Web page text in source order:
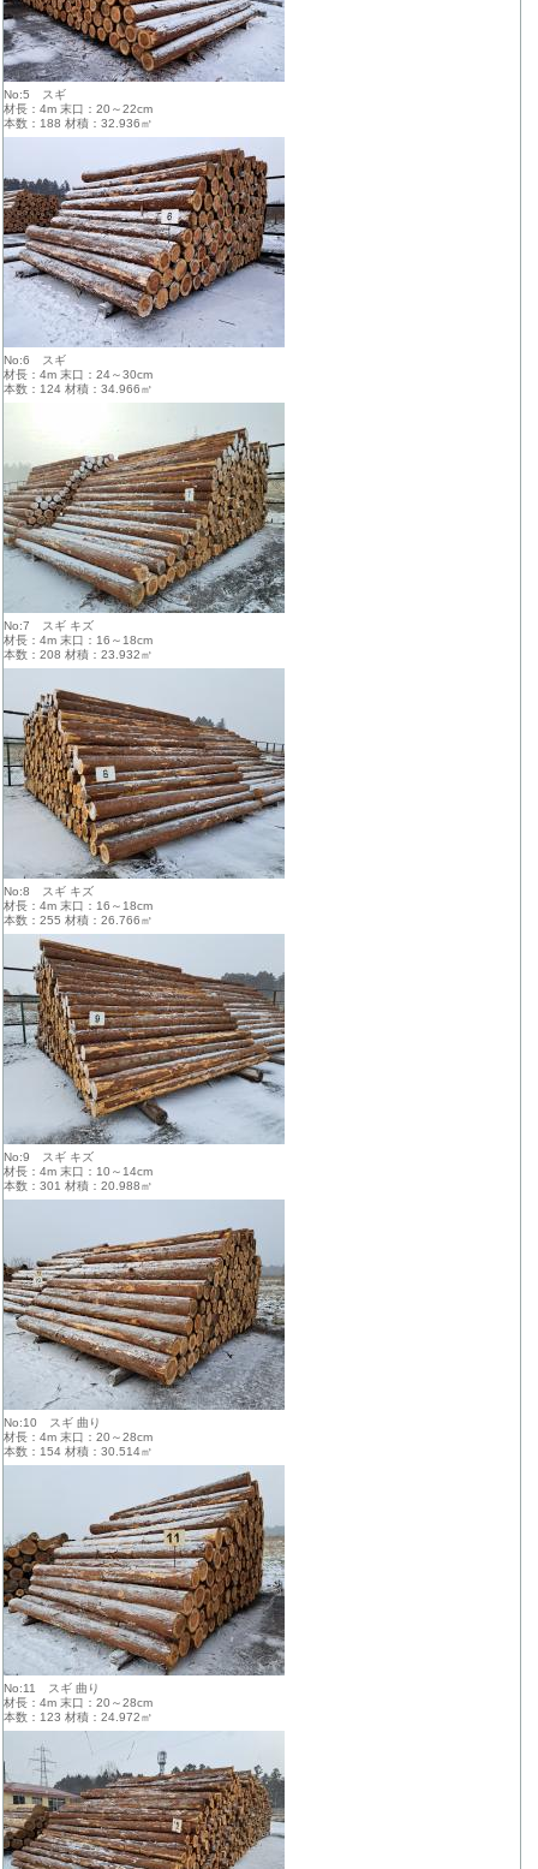
No:5 スギ
材長：4m 末口：20～22cm
本数：188 材積：32.936㎥
No:6 スギ
材長：4m 末口：24～30cm
本数：124 材積：34.966㎥
No:7 スギ キズ
材長：4m 末口：16～18cm
本数：208 材積：23.932㎥
No:8 スギ キズ
材長：4m 末口：16～18cm
本数：255 材積：26.766㎥
No:9 スギ キズ
材長：4m 末口：10～14cm
本数：301 材積：20.988㎥
No:10 スギ 曲り
材長：4m 末口：20～28cm
本数：154 材積：30.514㎥
No:11 スギ 曲り
材長：4m 末口：20～28cm
本数：123 材積：24.972㎥